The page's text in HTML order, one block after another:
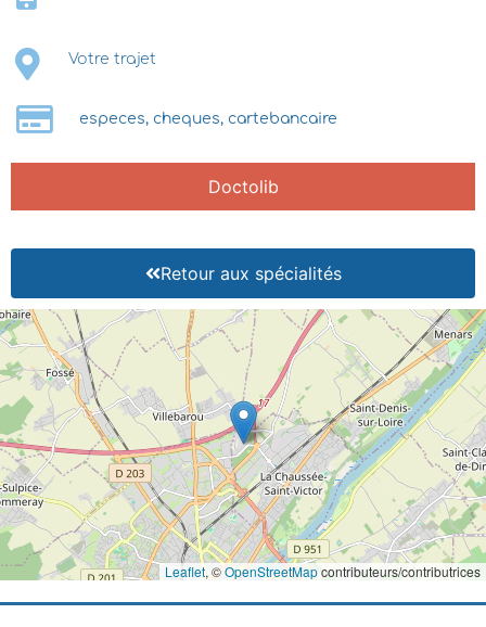
Votre trajet
especes, cheques, cartebancaire
Doctolib
Retour aux spécialités
Leaflet, ©OpenStreetMapcontributeurs/contributrices